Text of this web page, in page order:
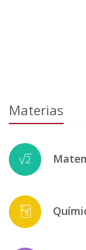
Materias